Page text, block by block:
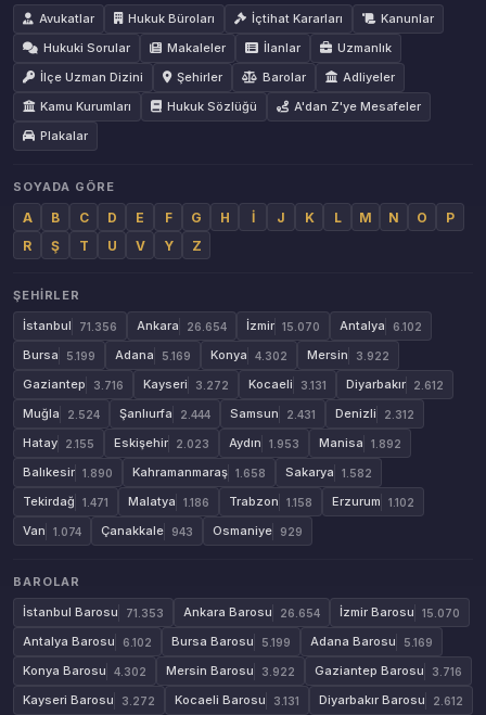
Avukatlar
Hukuk Büroları İçtihat Kararları
Kanunlar
Hukuki Sorular
Makaleler İlanlar
Uzmanlık
İlçe Uzman Dizini
Şehirler Barolar
Adliyeler
Kamu Kurumları
Hukuk Sözlüğü
A'dan Z'ye Mesafeler
Plakalar
SOYADA GÖRE
A B C D E F G H İ J K L M N O
P
R
Ş T U V Y Z
ŞEHIRLER
İstanbul
71.356 Ankara 26.654 İzmir 15.070 Antalya 6.102
Bursa 5.199 Adana 5.169 Konya 4.302 Mersin 3.922
Gaziantep 3.716 Kayseri 3.272 Kocaeli 3.131 Diyarbakır 2.612
Muğla 2.524 Şanlıurfa 2.444 Samsun 2.431 Denizli 2.312
Hatay 2.155 Eskişehir 2.023 Aydın 1.953 Manisa 1.892
Balıkesir 1.890 Kahramanmaraş 1.658 Sakarya 1.582
Tekirdağ 1.471 Malatya 1.186 Trabzon 1.158 Erzurum 1.102
Van 1.074 Çanakkale 943 Osmaniye 929
BAROLAR
İstanbul Barosu
71.353 Ankara Barosu 26.654 İzmir Barosu 15.070
Antalya Barosu 6.102 Bursa Barosu 5.199 Adana Barosu 5.169
Konya Barosu 4.302 Mersin Barosu 3.922 Gaziantep Barosu 3.716
Kayseri Barosu 3.272 Kocaeli Barosu 3.131 Diyarbakır Barosu 2.612